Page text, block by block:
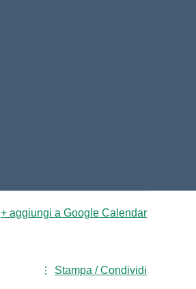
+ aggiungi a Google Calendar
Stampa / Condividi